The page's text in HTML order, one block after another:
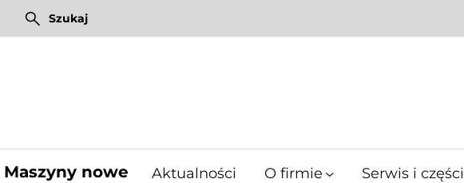
Przejdź
Szukaj
Maszyny nowe Aktualności O firmie Serwis i części